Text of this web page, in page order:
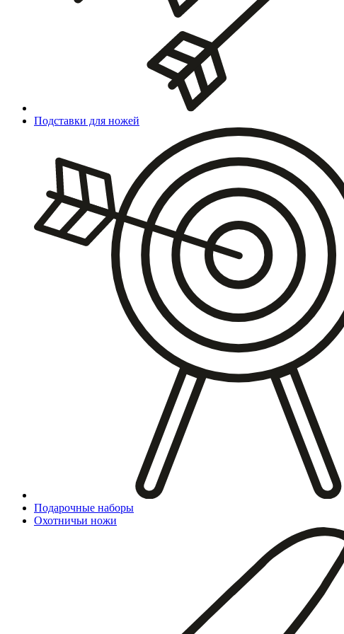
Подставки для ножей
Подарочные наборы
Охотничьи ножи